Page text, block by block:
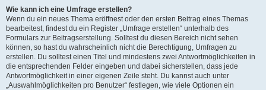
Wie kann ich eine Umfrage erstellen?
Wenn du ein neues Thema eröffnest oder den ersten Beitrag eines Themas
bearbeitest, findest du ein Register „Umfrage erstellen“ unterhalb des
Formulars zur Beitragserstellung. Solltest du diesen Bereich nicht sehen
können, so hast du wahrscheinlich nicht die Berechtigung, Umfragen zu
erstellen. Du solltest einen Titel und mindestens zwei Antwortmöglichkeiten in
die entsprechenden Felder eingeben und dabei sicherstellen, dass jede
Antwortmöglichkeit in einer eigenen Zeile steht. Du kannst auch unter
„Auswahlmöglichkeiten pro Benutzer“ festlegen, wie viele Optionen ein